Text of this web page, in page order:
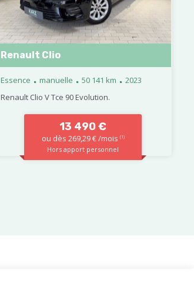
Renault Clio
Essence . manuelle . 50 141 km . 2023
Renault Clio V Tce 90 Evolution.
13 490 €
ou dès 269,29 € /mois (1)
Hors apport personnel